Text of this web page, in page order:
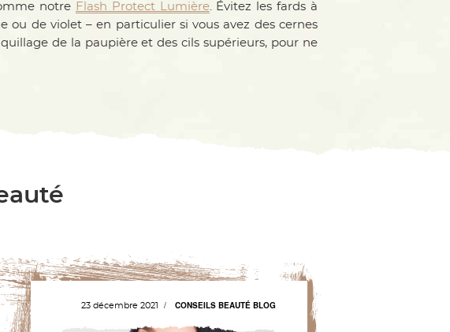
notre Flash Protect Lumière. Évitez les fards à
ou de violet – en particulier si vous avez des cernes
de la paupière et des cils supérieurs, pour ne
CONSEILS BEAUTÉ BLOG
23 décembre 2021